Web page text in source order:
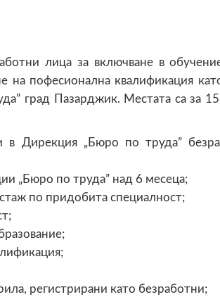
лица за включване в
на пофесионална квалификация
град Пазарджик. Местата са за
в Дирекция „Бюро по труда”
„Бюро по труда” над 6 месеца;
по придобита специалност;
регистрирани като безработни;